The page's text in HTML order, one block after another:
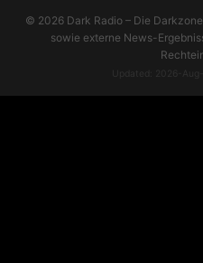
© 2026 Dark Radio – Die
sowie externe News-
Updated: 2026-